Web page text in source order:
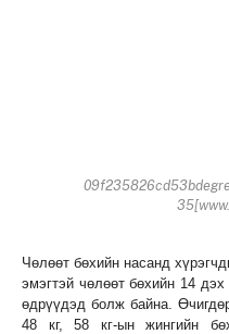
Чөлөөт бөхийн насанд
эмэгтэй чөлөөт бөхийн 14
өдрүүдэд болж байна.
48 кг, 58 кг-ын жингийн